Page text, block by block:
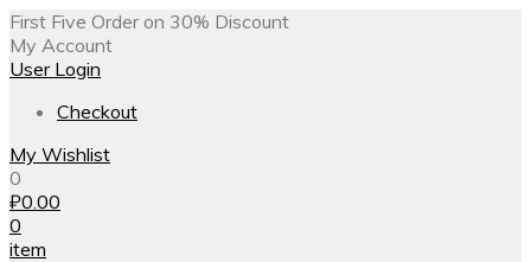
First Five Order on 30% Discount
My Account
User Login
Checkout
My Wishlist
0
₽0.00
0
item